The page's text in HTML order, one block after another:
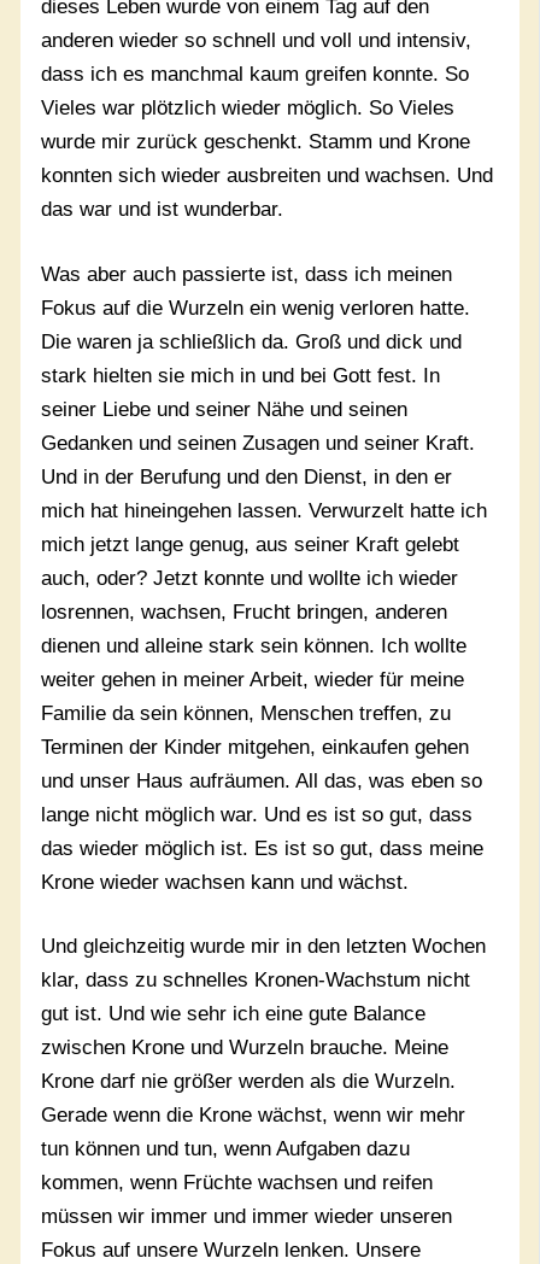
dieses Leben wurde von einem Tag auf den
anderen wieder so schnell und voll und intensiv,
dass ich es manchmal kaum greifen konnte. So
Vieles war plötzlich wieder möglich. So Vieles
wurde mir zurück geschenkt. Stamm und Krone
konnten sich wieder ausbreiten und wachsen. Und
das war und ist wunderbar.
Was aber auch passierte ist, dass ich meinen
Fokus auf die Wurzeln ein wenig verloren hatte.
Die waren ja schließlich da. Groß und dick und
stark hielten sie mich in und bei Gott fest. In
seiner Liebe und seiner Nähe und seinen
Gedanken und seinen Zusagen und seiner Kraft.
Und in der Berufung und den Dienst, in den er
mich hat hineingehen lassen. Verwurzelt hatte ich
mich jetzt lange genug, aus seiner Kraft gelebt
auch, oder? Jetzt konnte und wollte ich wieder
losrennen, wachsen, Frucht bringen, anderen
dienen und alleine stark sein können. Ich wollte
weiter gehen in meiner Arbeit, wieder für meine
Familie da sein können, Menschen treffen, zu
Terminen der Kinder mitgehen, einkaufen gehen
und unser Haus aufräumen. All das, was eben so
lange nicht möglich war. Und es ist so gut, dass
das wieder möglich ist. Es ist so gut, dass meine
Krone wieder wachsen kann und wächst.
Und gleichzeitig wurde mir in den letzten Wochen
klar, dass zu schnelles Kronen-Wachstum nicht
gut ist. Und wie sehr ich eine gute Balance
zwischen Krone und Wurzeln brauche. Meine
Krone darf nie größer werden als die Wurzeln.
Gerade wenn die Krone wächst, wenn wir mehr
tun können und tun, wenn Aufgaben dazu
kommen, wenn Früchte wachsen und reifen
müssen wir immer und immer wieder unseren
Fokus auf unsere Wurzeln lenken. Unsere